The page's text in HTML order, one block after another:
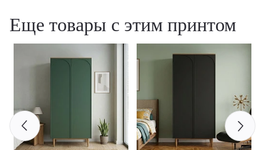
Еще товары с этим принтом